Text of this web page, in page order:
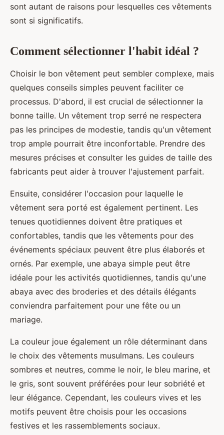
sont autant de raisons pour lesquelles ces vêtements
sont si significatifs.
Comment sélectionner l'habit idéal ?
Choisir le bon vêtement peut sembler complexe, mais
quelques conseils simples peuvent faciliter ce
processus. D'abord, il est crucial de sélectionner la
bonne taille. Un vêtement trop serré ne respectera
pas les principes de modestie, tandis qu'un vêtement
trop ample pourrait être inconfortable. Prendre des
mesures précises et consulter les guides de taille des
fabricants peut aider à trouver l'ajustement parfait.
Ensuite, considérer l'occasion pour laquelle le
vêtement sera porté est également pertinent. Les
tenues quotidiennes doivent être pratiques et
confortables, tandis que les vêtements pour des
événements spéciaux peuvent être plus élaborés et
ornés. Par exemple, une abaya simple peut être
idéale pour les activités quotidiennes, tandis qu'une
abaya avec des broderies et des détails élégants
conviendra parfaitement pour une fête ou un
mariage.
La couleur joue également un rôle déterminant dans
le choix des vêtements musulmans. Les couleurs
sombres et neutres, comme le noir, le bleu marine, et
le gris, sont souvent préférées pour leur sobriété et
leur élégance. Cependant, les couleurs vives et les
motifs peuvent être choisis pour les occasions
festives et les rassemblements sociaux.